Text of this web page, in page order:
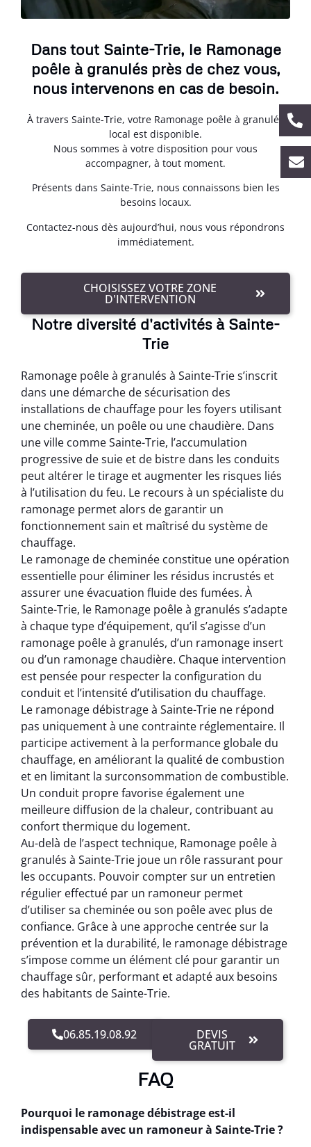
Dans tout Sainte-Trie, le Ramonage
poêle à granulés près de chez vous,
nous intervenons en cas de besoin.
À travers Sainte-Trie, votre Ramonage poêle à granulés
local est disponible.
Nous sommes à votre disposition pour vous
accompagner, à tout moment.
Présents dans Sainte-Trie, nous connaissons bien les
besoins locaux.
Contactez-nous dès aujourd’hui, nous vous répondrons
immédiatement.
CHOISISSEZ VOTRE ZONE
D'INTERVENTION
Notre diversité d'activités à Sainte-
Trie
Ramonage poêle à granulés à Sainte-Trie s’inscrit
dans une démarche de sécurisation des
installations de chauffage pour les foyers utilisant
une cheminée, un poêle ou une chaudière. Dans
une ville comme Sainte-Trie, l’accumulation
progressive de suie et de bistre dans les conduits
peut altérer le tirage et augmenter les risques liés
à l’utilisation du feu. Le recours à un spécialiste du
ramonage permet alors de garantir un
fonctionnement sain et maîtrisé du système de
chauffage.
Le ramonage de cheminée constitue une opération
essentielle pour éliminer les résidus incrustés et
assurer une évacuation fluide des fumées. À
Sainte-Trie, le Ramonage poêle à granulés s’adapte
à chaque type d’équipement, qu’il s’agisse d’un
ramonage poêle à granulés, d’un ramonage insert
ou d’un ramonage chaudière. Chaque intervention
est pensée pour respecter la configuration du
conduit et l’intensité d’utilisation du chauffage.
Le ramonage débistrage à Sainte-Trie ne répond
pas uniquement à une contrainte réglementaire. Il
participe activement à la performance globale du
chauffage, en améliorant la qualité de combustion
et en limitant la surconsommation de combustible.
Un conduit propre favorise également une
meilleure diffusion de la chaleur, contribuant au
confort thermique du logement.
Au-delà de l’aspect technique, Ramonage poêle à
granulés à Sainte-Trie joue un rôle rassurant pour
les occupants. Pouvoir compter sur un entretien
régulier effectué par un ramoneur permet
d’utiliser sa cheminée ou son poêle avec plus de
confiance. Grâce à une approche centrée sur la
prévention et la durabilité, le ramonage débistrage
s’impose comme un élément clé pour garantir un
chauffage sûr, performant et adapté aux besoins
des habitants de Sainte-Trie.
06.85.19.08.92 DEVIS
GRATUIT
FAQ
Pourquoi le ramonage débistrage est-il
indispensable avec un ramoneur à Sainte-Trie ?